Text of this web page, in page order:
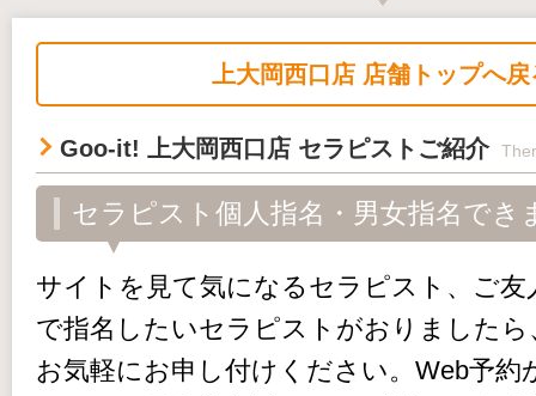
上大岡西口店 店舗トップへ戻
Goo-it! 上大岡西口店 セラピストご紹介
セラピスト個人指名・男女指名でき
サイトを見て気になるセラピスト、ご友
で指名したいセラピストがおりましたら
お気軽にお申し付けください。Web予約